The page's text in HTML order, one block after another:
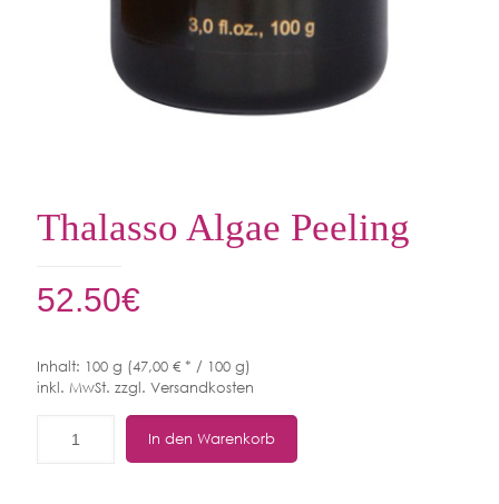
Thalasso Algae Peeling
52.50€
Inhalt: 100 g (47,00 € * / 100 g)
inkl. MwSt. zzgl. Versandkosten
In den Warenkorb